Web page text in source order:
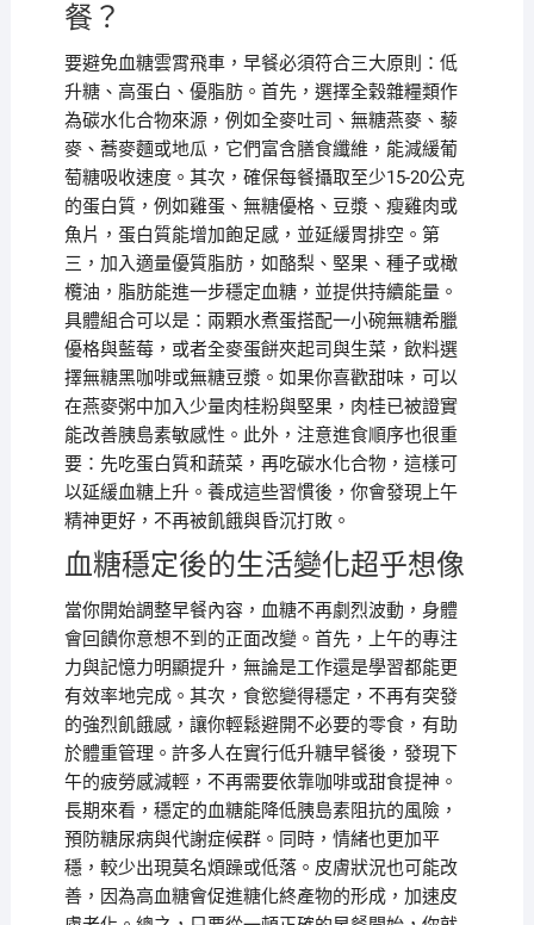
餐？
要避免血糖雲霄飛車，早餐必須符合三大原則：低
升糖、高蛋白、優脂肪。首先，選擇全穀雜糧類作
為碳水化合物來源，例如全麥吐司、無糖燕麥、藜
麥、蕎麥麵或地瓜，它們富含膳食纖維，能減緩葡
萄糖吸收速度。其次，確保每餐攝取至少15-20公克
的蛋白質，例如雞蛋、無糖優格、豆漿、瘦雞肉或
魚片，蛋白質能增加飽足感，並延緩胃排空。第
三，加入適量優質脂肪，如酪梨、堅果、種子或橄
欖油，脂肪能進一步穩定血糖，並提供持續能量。
具體組合可以是：兩顆水煮蛋搭配一小碗無糖希臘
優格與藍莓，或者全麥蛋餅夾起司與生菜，飲料選
擇無糖黑咖啡或無糖豆漿。如果你喜歡甜味，可以
在燕麥粥中加入少量肉桂粉與堅果，肉桂已被證實
能改善胰島素敏感性。此外，注意進食順序也很重
要：先吃蛋白質和蔬菜，再吃碳水化合物，這樣可
以延緩血糖上升。養成這些習慣後，你會發現上午
精神更好，不再被飢餓與昏沉打敗。
血糖穩定後的生活變化超乎想像
當你開始調整早餐內容，血糖不再劇烈波動，身體
會回饋你意想不到的正面改變。首先，上午的專注
力與記憶力明顯提升，無論是工作還是學習都能更
有效率地完成。其次，食慾變得穩定，不再有突發
的強烈飢餓感，讓你輕鬆避開不必要的零食，有助
於體重管理。許多人在實行低升糖早餐後，發現下
午的疲勞感減輕，不再需要依靠咖啡或甜食提神。
長期來看，穩定的血糖能降低胰島素阻抗的風險，
預防糖尿病與代謝症候群。同時，情緒也更加平
穩，較少出現莫名煩躁或低落。皮膚狀況也可能改
善，因為高血糖會促進糖化終產物的形成，加速皮